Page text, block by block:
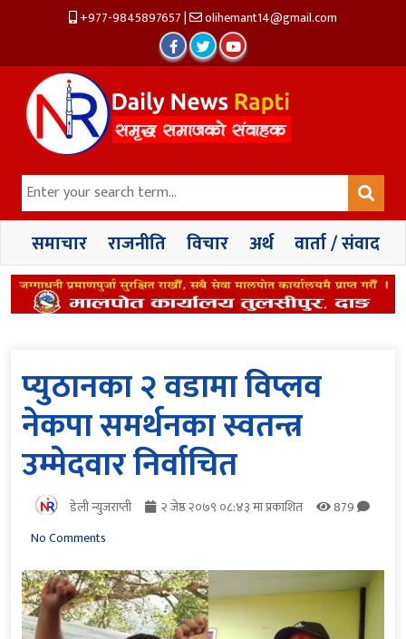
+977-9845897657| olihemant14@gmail.com
समाचार राजनीति विचार अर्थ वार्ता / संवाद
प्युठानका २ वडामा विप्लव
नेकपा समर्थनका स्वतन्त्र
उम्मेदवार निर्वाचित
डेली न्युजराप्ती २ जेष्ठ २०७९ ०८:४३ मा प्रकाशित
879
No Comments